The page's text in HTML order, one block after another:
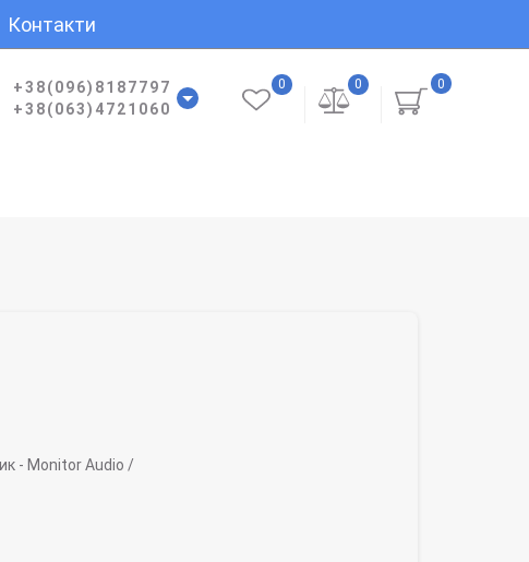
Контакти
+38(096)8187797
+38(063)4721060
0
0
0
- Monitor Audio /